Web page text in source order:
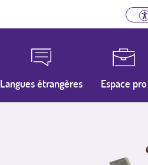
Langues étrangères Espace pro